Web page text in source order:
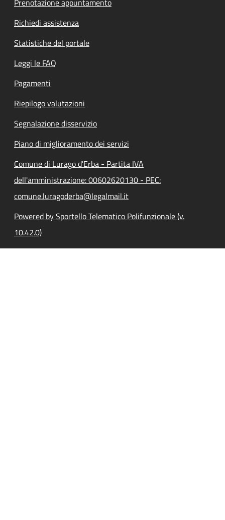
Prenotazione appuntamento
Richiedi assistenza
Statistiche del portale
Leggi le FAQ
Pagamenti
Riepilogo valutazioni
Segnalazione disservizio
Piano di miglioramento dei servizi
Comune di Lurago d'Erba - Partita IVA
dell'amministrazione: 00602620130 - PEC:
comune.luragoderba@legalmail.it
Powered by Sportello Telematico Polifunzionale (v.
10.42.0)